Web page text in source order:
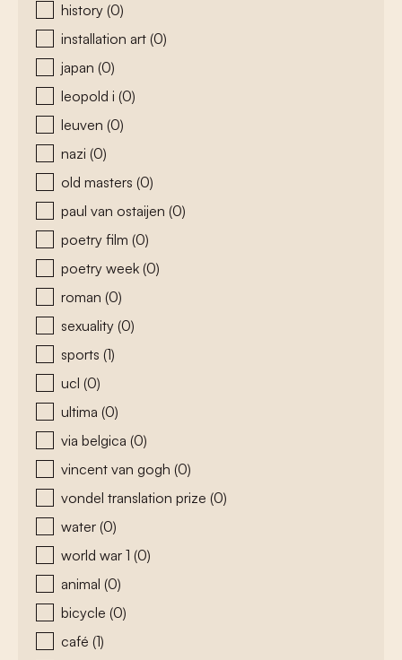
history (0)
installation art (0)
japan (0)
leopold i (0)
leuven (0)
nazi (0)
old masters (0)
paul van ostaijen (0)
poetry film (0)
poetry week (0)
roman (0)
sexuality (0)
sports (1)
ucl (0)
ultima (0)
via belgica (0)
vincent van gogh (0)
vondel translation prize (0)
water (0)
world war 1 (0)
animal (0)
bicycle (0)
café (1)